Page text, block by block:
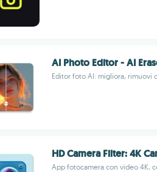
AI Photo Editor - AI
Editor foto AI: migliora, rimuovi
HD Camera Filter: 4K
App fotocamera con video 4K,